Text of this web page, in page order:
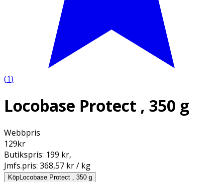
(1)
Locobase Protect , 350 g
Webbpris
129kr
Butikspris: 199 kr,
Jmfs.pris: 368,57 kr / kg
KöpLocobase Protect , 350 g